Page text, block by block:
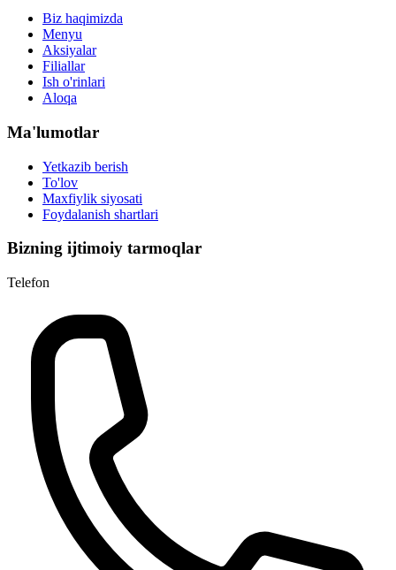
Biz haqimizda
Menyu
Aksiyalar
Filiallar
Ish o'rinlari
Aloqa
Ma'lumotlar
Yetkazib berish
To'lov
Maxfiylik siyosati
Foydalanish shartlari
Bizning ijtimoiy tarmoqlar
Telefon